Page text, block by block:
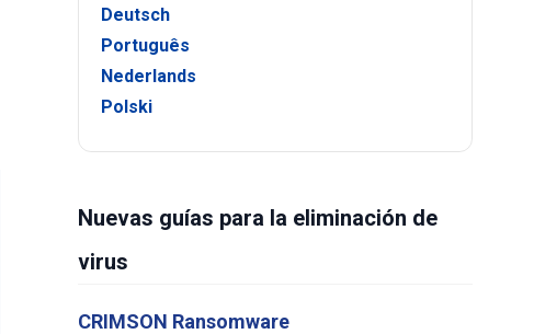
Deutsch
Português
Nederlands
Polski
Nuevas guías para la eliminación de
virus
CRIMSON Ransomware